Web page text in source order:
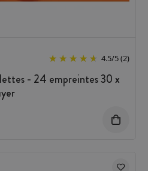
4.5/5(2)
- 24 empreintes 30 x